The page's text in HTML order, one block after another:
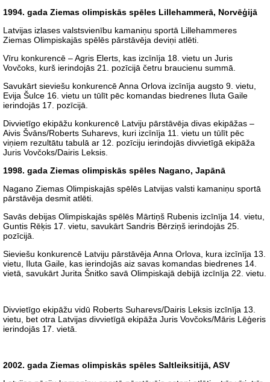
1994. gada Ziemas olimpiskās spēles Lillehammerā, Norvēģijā
Latvijas izlases valstsvienību kamaniņu sportā Lillehammeres
Ziemas Olimpiskajās spēlēs pārstāvēja deviņi atlēti.
Vīru konkurencē – Agris Elerts, kas izcīnīja 18. vietu un Juris
Vovčoks, kurš ierindojās 21. pozīcijā četru braucienu summā.
Savukārt sieviešu konkurencē Anna Orlova izcīnīja augsto 9. vietu,
Evija Šulce 16. vietu un tūlīt pēc komandas biedrenes Iluta Gaile
ierindojās 17. pozīcijā.
Divvietīgo ekipāžu konkurencē Latviju pārstāvēja divas ekipāžas –
Aivis Švāns/Roberts Suharevs, kuri izcīnīja 11. vietu un tūlīt pēc
viņiem rezultātu tabulā ar 12. pozīciju ierindojās divvietīgā ekipāža
Juris Vovčoks/Dairis Leksis.
1998. gada Ziemas olimpiskās spēles Nagano, Japānā
Nagano Ziemas Olimpiskajās spēlēs Latvijas valsti kamaniņu sportā
pārstāvēja desmit atlēti.
Savās debijas Olimpiskajās spēlēs Mārtiņš Rubenis izcīnīja 14. vietu,
Guntis Rēķis 17. vietu, savukārt Sandris Bērziņš ierindojās 25.
pozīcijā.
Sieviešu konkurencē Latviju pārstāvēja Anna Orlova, kura izcīnīja 13.
vietu, Iluta Gaile, kas ierindojās aiz savas komandas biedrenes 14.
vietā, savukārt Jurita Šnitko savā Olimpiskajā debijā izcīnīja 22. vietu.
Divvietīgo ekipāžu vidū Roberts Suharevs/Dairis Leksis izcīnīja 13.
vietu, bet otra Latvijas divvietīgā ekipāža Juris Vovčoks/Māris Lēģeris
ierindojās 17. vietā.
2002. gada Ziemas olimpiskās spēles Saltleiksitijā, ASV